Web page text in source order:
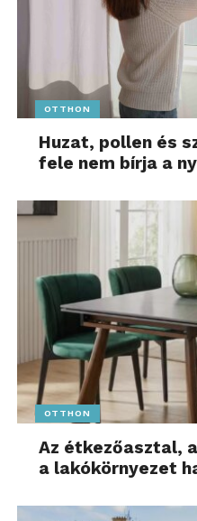
OTTHON
Huzat, pollen és
fele nem bírja a
OTTHON
Az étkezőasztal,
a lakókörnyezet